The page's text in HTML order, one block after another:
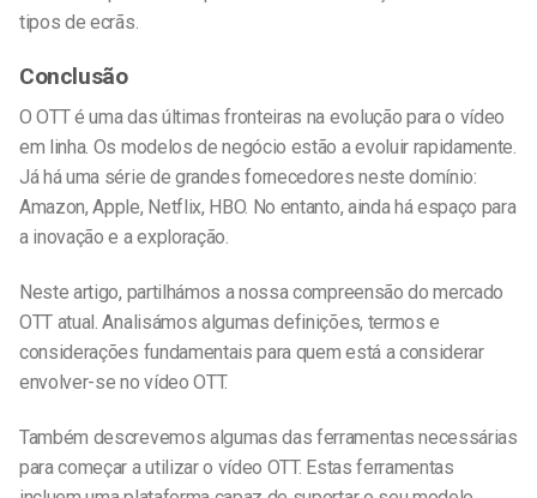
tipos de ecrãs.
Conclusão
O OTT é uma das últimas fronteiras na evolução para o vídeo
em linha. Os modelos de negócio estão a evoluir rapidamente.
Já há uma série de grandes fornecedores neste domínio:
Amazon, Apple, Netflix, HBO. No entanto, ainda há espaço para
a inovação e a exploração.
Neste artigo, partilhámos a nossa compreensão do mercado
OTT atual. Analisámos algumas definições, termos e
considerações fundamentais para quem está a considerar
envolver-se no vídeo OTT.
Também descrevemos algumas das ferramentas necessárias
para começar a utilizar o vídeo OTT. Estas ferramentas